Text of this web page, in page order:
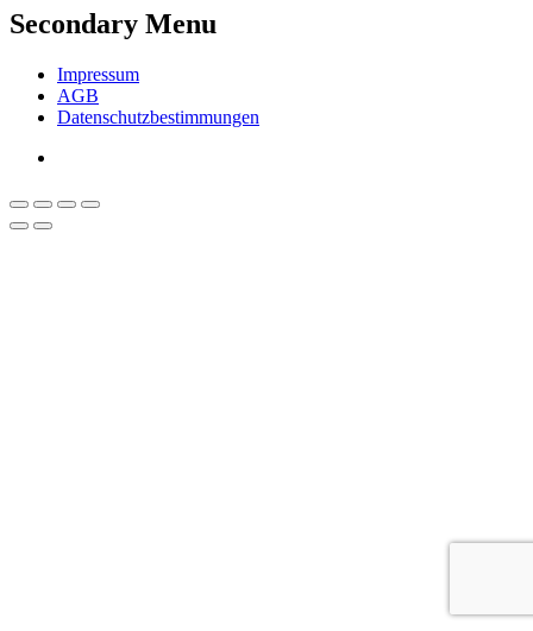
Secondary Menu
Impressum
AGB
Datenschutzbestimmungen